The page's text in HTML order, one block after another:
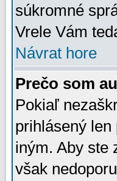
súkromné
Vrele Vám
Návrat hore
Prečo som
Pokiaľ
prihlásený
iným. Aby ste
však